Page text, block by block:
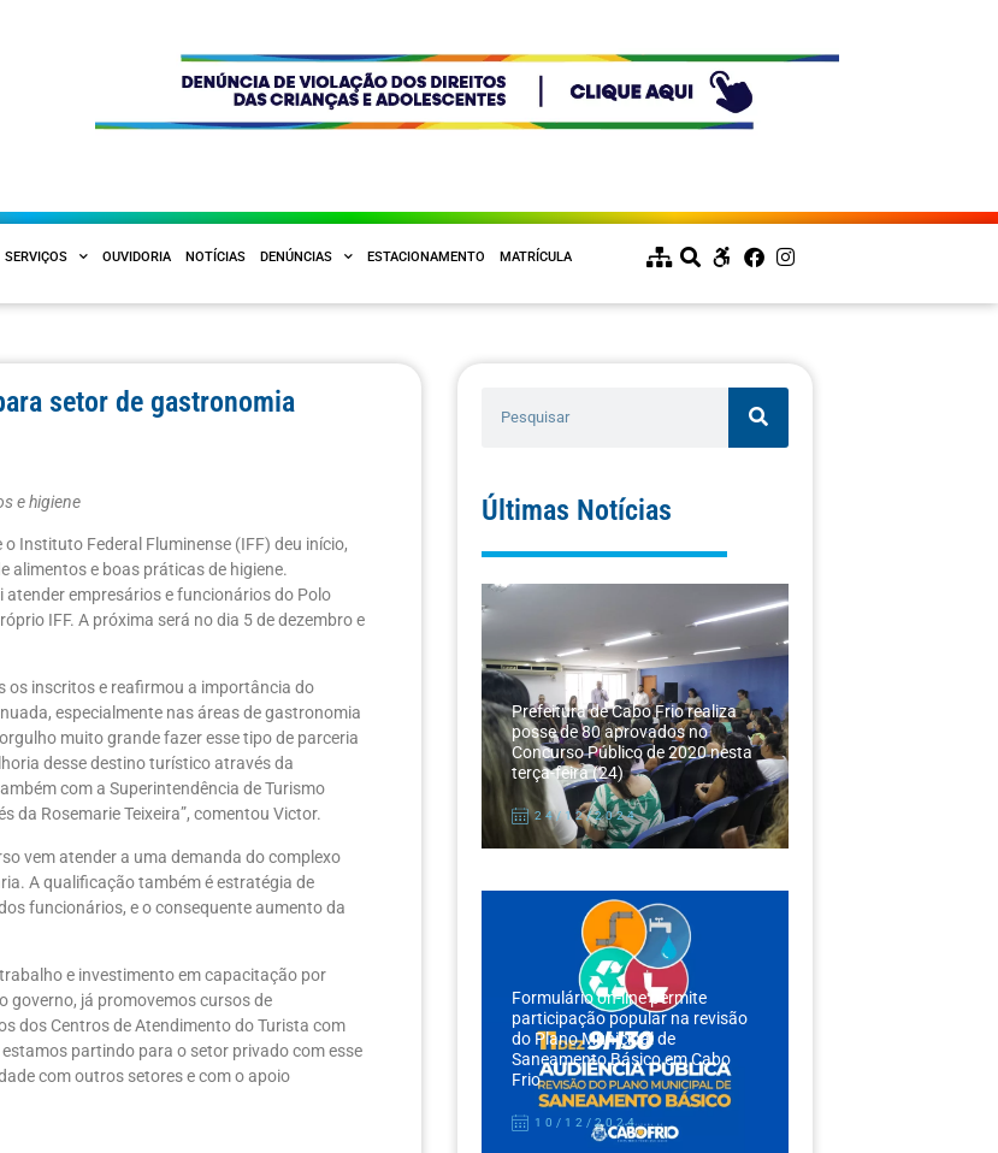
SERVIÇOS OUVIDORIA NOTÍCIAS DENÚNCIAS ESTACIONAMENTO MATRÍCULA
setor de gastronomia
e higiene
Instituto Federal Fluminense (IFF) deu início,
alimentos e boas práticas de higiene.
empresários e funcionários do Polo
IFF. A próxima será no dia 5 de dezembro e
os inscritos e reafirmou a importância do
especialmente nas áreas de gastronomia
muito grande fazer esse tipo de parceria
desse destino turístico através da
com a Superintendência de Turismo
da Rosemarie Teixeira”, comentou Victor.
vem atender a uma demanda do complexo
A qualificação também é estratégia de
funcionários, e o consequente aumento da
e investimento em capacitação por
governo, já promovemos cursos de
dos Centros de Atendimento do Turista com
partindo para o setor privado com esse
com outros setores e com o apoio
Últimas Notícias
Prefeitura de Cabo Frio realiza
posse de 80 aprovados no
Concurso Público de 2020 nesta
terça-feira (24)
24/12/2024
Formulário on-line permite
participação popular na revisão
do Plano Municipal de
Saneamento Básico em Cabo
Frio
10/12/2024